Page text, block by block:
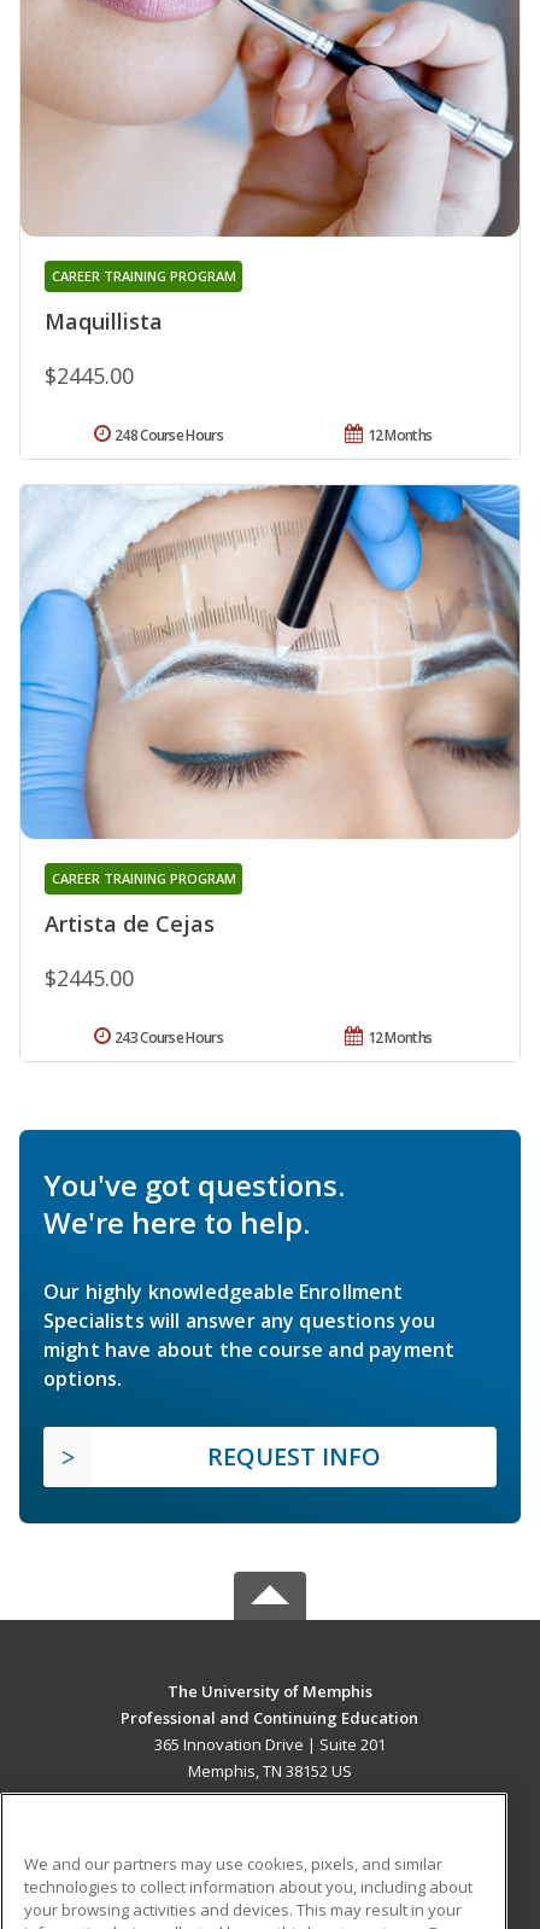
Maquillista
CAREER TRAINING PROGRAM
$2445.00
12 Months
248 Course Hours
Artista de Cejas
CAREER TRAINING PROGRAM
$2445.00
12 Months
243 Course Hours
You've got questions.
We're here to help.
Our highly knowledgeable Enrollment
Specialists will answer any questions you
might have about the course and payment
options.
REQUEST INFO
The University of Memphis
Professional and Continuing Education
365 Innovation Drive | Suite 201
Memphis, TN 38152 US
ADDITIONAL RESOURCES
We and our partners may use cookies, pixels, and similar
technologies to collect information about you, including about
your browsing activities and devices. This may result in your